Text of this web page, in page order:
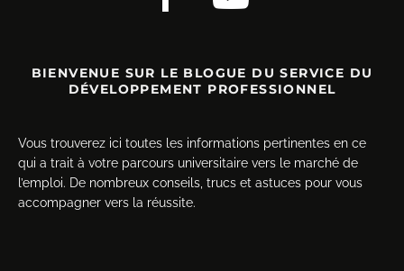
BIENVENUE SUR LE BLOGUE DU SERVICE DU
DÉVELOPPEMENT PROFESSIONNEL
Vous trouverez ici toutes les informations pertinentes en ce
qui a trait à votre parcours universitaire vers le marché de
l’emploi. De nombreux conseils, trucs et astuces pour vous
accompagner vers la réussite.